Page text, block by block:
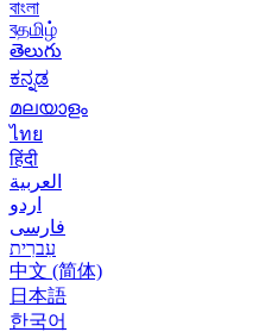
বাংলা
বதமிழ்
తెలుగు
ಕನ್ನಡ
മലയാളം
ไทย
हिंदी
العربية
اردو
فارسی
עִברִית
中文 (简体)
日本語
한국어